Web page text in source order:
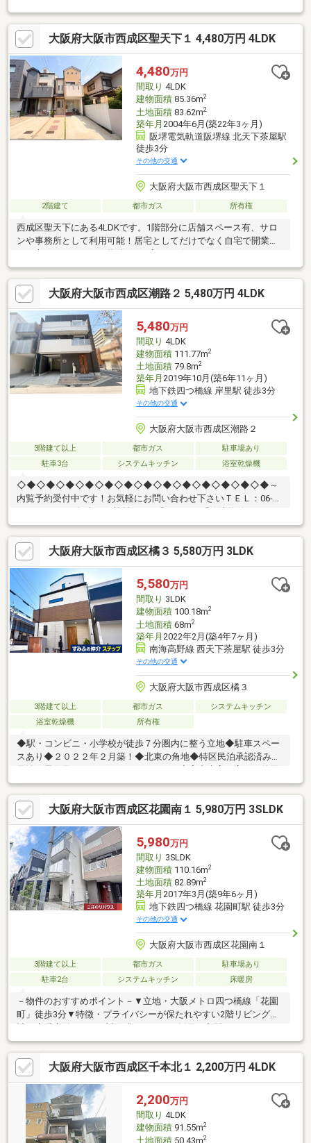
調・トイレ新調・建具新調・フロアタイル上張り（1階廊下、1階
洋室、3階廊下、3階洋室）・フローリング張替え（2階廊下、
LDK）・フロアタイル張り（洗面所、トイレ）・電気式床暖房新
設（リビング）・クロス張替え・給湯器交換・ハウスクリーニン
グ・外壁塗装・バルコニー防水塗装工事・宅配BOX新設□■□内覧
予約をご希望の方は、お気軽にお問い合わせ下さい！□■□
大阪府大阪市西成区聖天下１ 4,480万円 4LDK
4,480万円
間取り 4LDK
建物面積85.36m2
土地面積83.62m2
築年月 2004年6月(築22年3ヶ月)
阪堺電気軌道阪堺線 北天下茶屋駅
徒歩3分
その他の交通
大阪府大阪市西成区聖天下１
2階建て 都市ガス 所有権
西成区聖天下にある4LDKです。1階部分に店舗スペース有、サロ
ンや事務所として利用可能！居宅としてだけでなく自宅で開業し
ン採用で生活動線をスムーズに。ゆったりスペースのある洗面所
とバスルームもポイントです！玄関は吹き抜けになっているので
解放感有☆天下茶屋小学校まで徒歩1分、天下茶屋中学校まで徒
歩12分。周辺にはスーパーやドラッグストア、コンビニなど有で
お買い物も便利です。内見等お気軽にお問い合わせください。
大阪府大阪市西成区潮路２ 5,480万円 4LDK
5,480万円
間取り 4LDK
建物面積111.77m2
土地面積79.8m2
築年月 2019年10月(築6年11ヶ月)
地下鉄四つ橋線 岸里駅 徒歩3分
その他の交通
大阪府大阪市西成区潮路２
3階建て以上 都市ガス
駐車場あり
駐車3台
システムキッチン 浴室乾燥機
◇◆◇◆◇◆◇◆◇◆◇◆◇◆◇◆◇◆◇◆◇◆◇◆◇◆～
内覧予約受付中です！お気軽にお問い合わせ下さいＴＥＬ：06-
年10月建築の築浅物件室内大変綺麗にお使いです。◎Point2
「南東角地」 リビング、全居室に明るい日差しが差し込みます♪
また通風も良好です♪◎Point3 「インナーガレージ」 大切なお
車を雨に濡らさず駐車できます。 お車の無いご家庭は駐輪スペ
ースとしてお使いください♪◎Point4 「嬉しい設備が充実」 食
洗器・ミストサウナ・浴室乾燥機、充実の設備で豊かな生活を。
大阪府大阪市西成区橘３ 5,580万円 3LDK
5,580万円
間取り 3LDK
建物面積100.18m2
土地面積68m2
築年月 2022年2月(築4年7ヶ月)
南海高野線 西天下茶屋駅 徒歩3分
その他の交通
大阪府大阪市西成区橘３
3階建て以上 都市ガス
システムキッチン
浴室乾燥機
所有権
◆駅・コンビニ・小学校が徒歩７分圏内に整う立地◆駐車スペー
スあり◆２０２２年２月築！◆北東の角地◆特区民泊承認済み。
です。是非、ご内覧くださいませ。
大阪府大阪市西成区花園南１ 5,980万円 3SLDK
5,980万円
間取り 3SLDK
建物面積110.16m2
土地面積82.89m2
築年月 2017年3月(築9年6ヶ月)
地下鉄四つ橋線 花園町駅 徒歩3分
その他の交通
大阪府大阪市西成区花園南１
3階建て以上 都市ガス
駐車場あり
駐車2台
システムキッチン 床暖房
－物件のおすすめポイント－▼立地・大阪メトロ四つ橋線「花園
町」徒歩3分▼特徴・プライバシーが保たれやすい2階リビング設
片付くSC有・約5.2帖納戸は収納付で多彩に利用可能・2・3階に
バルコ二―を設置・ハイルーフ車駐車可能(サイズ制限有・車種に
よる)▼周辺環境・イズミヤ 徒歩3分(約200m)・新今宮小学校 徒歩
10分(約770m)※敷地の一部は容積率400%(前面道路幅により240％
に制限)■ ご希望の住まい探しをお手伝いします ━━━━━・・・
物件の詳細・ご相談はお気軽にお問い合わせください。
大阪府大阪市西成区千本北１ 2,200万円 4LDK
2,200万円
間取り 4LDK
建物面積91.55m2
土地面積50.43m2